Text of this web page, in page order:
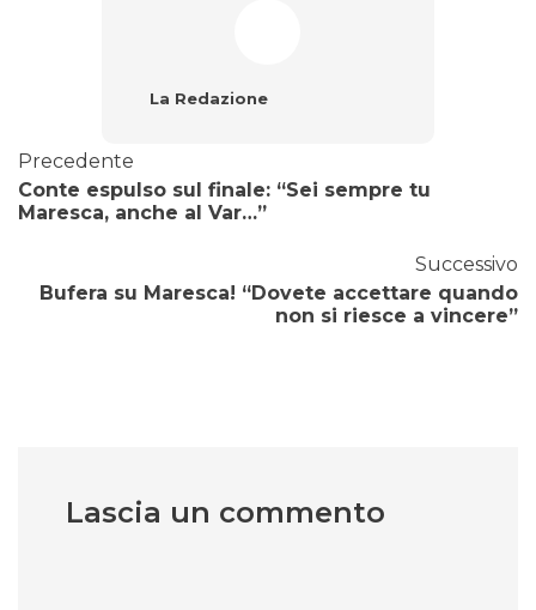
La Redazione
Precedente
Conte espulso sul finale: “Sei sempre tu
Maresca, anche al Var…”
Successivo
Bufera su Maresca! “Dovete accettare quando
non si riesce a vincere”
Lascia un commento